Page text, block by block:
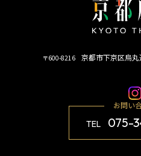
〒600-8216 京都市下京区烏
お問い
TEL 075-